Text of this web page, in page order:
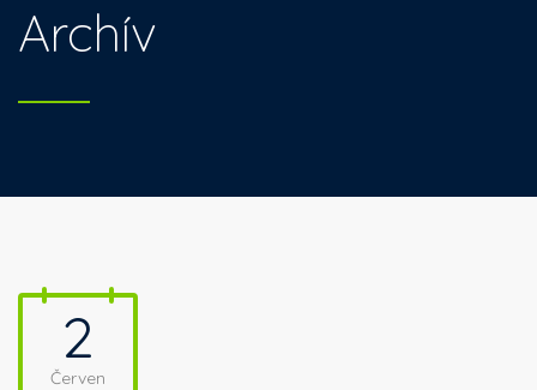
Archív
2
Červen